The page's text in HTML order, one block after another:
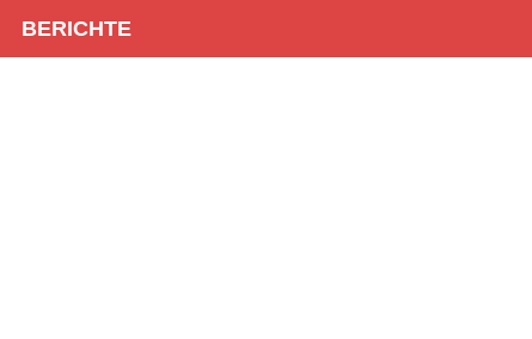
BERICHTE